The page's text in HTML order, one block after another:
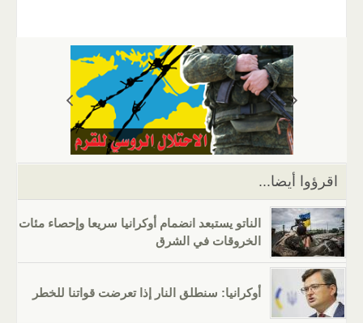
k
er
e
dI
n
g
er
gr
a
m
s
A
p
p
اقرؤوا أيضا...
الناتو يستبعد انضمام أوكرانيا سريعا وإحصاء مئات
الخروقات في الشرق
أوكرانيا: سنطلق النار إذا تعرضت قواتنا للخطر